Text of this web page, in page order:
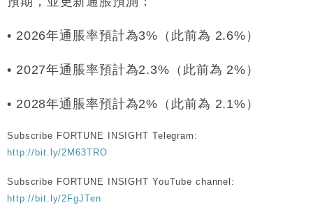
11:12
國際｜特朗普料美伊戰事快結束 承認部分彈藥庫存緊
15:59
財經｜SA售股自救後再出手 斥4億美元押注未上市公
• 2026年通脹率預計為3%（此前為 2.6%）
• 2027年通脹率預計為2.3%（此前為 2%）
• 2028年通脹率預計為2%（此前為 2.1%）
Subscribe FORTUNE INSIGHT Telegram:
http://bit.ly/2M63TRO
Subscribe FORTUNE INSIGHT YouTube channel:
http://bit.ly/2FgJTen